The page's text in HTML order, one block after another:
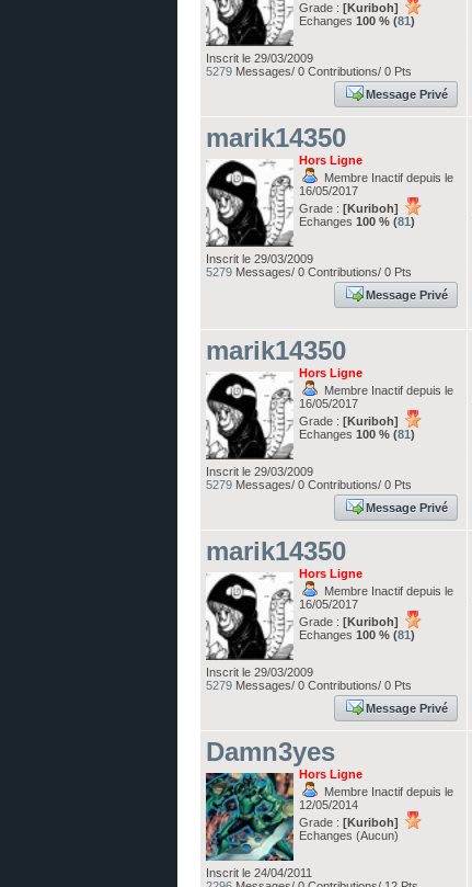
Grade : [Kuriboh]
Echanges 100 % (81)
Inscrit le 29/03/2009
5279 Messages/ 0 Contributions/ 0 Pts
Message Privé
marik14350
Hors Ligne
Membre Inactif depuis le
16/05/2017
Grade : [Kuriboh]
Echanges 100 % (81)
Inscrit le 29/03/2009
5279 Messages/ 0 Contributions/ 0 Pts
Message Privé
marik14350
Hors Ligne
Membre Inactif depuis le
16/05/2017
Grade : [Kuriboh]
Echanges 100 % (81)
Inscrit le 29/03/2009
5279 Messages/ 0 Contributions/ 0 Pts
Message Privé
marik14350
Hors Ligne
Membre Inactif depuis le
16/05/2017
Grade : [Kuriboh]
Echanges 100 % (81)
Inscrit le 29/03/2009
5279 Messages/ 0 Contributions/ 0 Pts
Message Privé
Damn3yes
Hors Ligne
Membre Inactif depuis le
12/05/2014
Grade : [Kuriboh]
Echanges (Aucun)
Inscrit le 24/04/2011